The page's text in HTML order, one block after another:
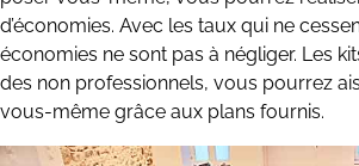
d’économies. Avec les taux qui ne
économies ne sont pas à négliger. Les
des non professionnels, vous pourrez
vous-même grâce aux plans fournis.